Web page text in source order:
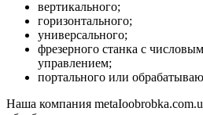
вертикального;
горизонтального;
универсального;
фрезерного станка с
управлением;
портального или
Наша компания